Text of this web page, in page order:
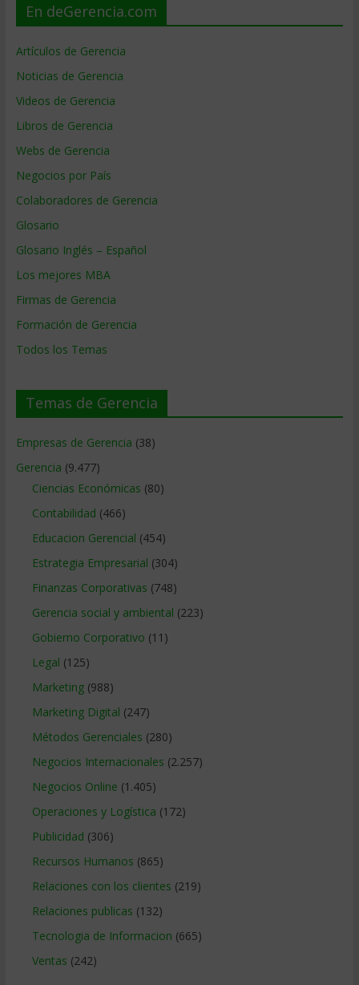
En deGerencia.com
Artículos de Gerencia
Noticias de Gerencia
Videos de Gerencia
Libros de Gerencia
Webs de Gerencia
Negocios por País
Colaboradores de Gerencia
Glosario
Glosario Inglés – Español
Los mejores MBA
Firmas de Gerencia
Formación de Gerencia
Todos los Temas
Temas de Gerencia
Empresas de Gerencia (38)
Gerencia (9.477)
Ciencias Económicas (80)
Contabilidad (466)
Educacion Gerencial (454)
Estrategia Empresarial (304)
Finanzas Corporativas (748)
Gerencia social y ambiental (223)
Gobierno Corporativo (11)
Legal (125)
Marketing(988)
Marketing Digital (247)
Métodos Gerenciales (280)
Negocios Internacionales (2.257)
Negocios Online (1.405)
Operaciones y Logística (172)
Publicidad (306)
Recursos Humanos (865)
Relaciones con los clientes (219)
Relaciones publicas (132)
Tecnologia de Informacion (665)
Ventas (242)